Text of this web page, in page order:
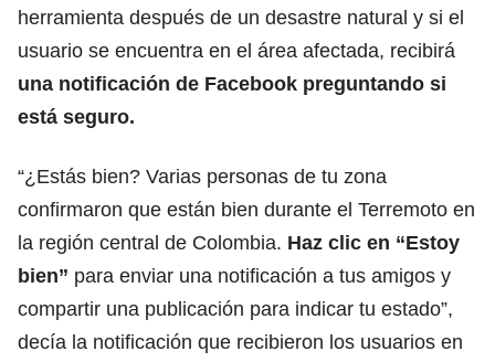
herramienta después de un desastre natural y si el
usuario se encuentra en el área afectada, recibirá
una notificación de Facebook preguntando si
está seguro.
“¿Estás bien? Varias personas de tu zona
confirmaron que están bien durante el Terremoto en
la región central de Colombia. Haz clic en “Estoy
bien” para enviar una notificación a tus amigos y
compartir una publicación para indicar tu estado”,
decía la notificación que recibieron los usuarios en